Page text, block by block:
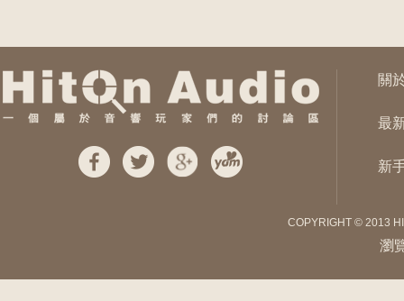
關
最
新
COPYRIGHT © 2013
瀏